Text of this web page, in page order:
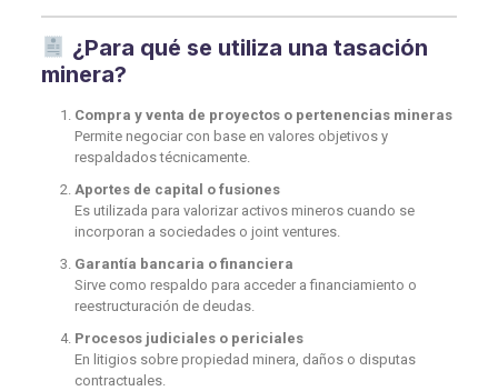
¿Para qué se utiliza una tasación
minera?
Compra y venta de proyectos o pertenencias mineras
Permite negociar con base en valores objetivos y
respaldados técnicamente.
Aportes de capital o fusiones
Es utilizada para valorizar activos mineros cuando se
incorporan a sociedades o joint ventures.
Garantía bancaria o financiera
Sirve como respaldo para acceder a financiamiento o
reestructuración de deudas.
Procesos judiciales o periciales
En litigios sobre propiedad minera, daños o disputas
contractuales.